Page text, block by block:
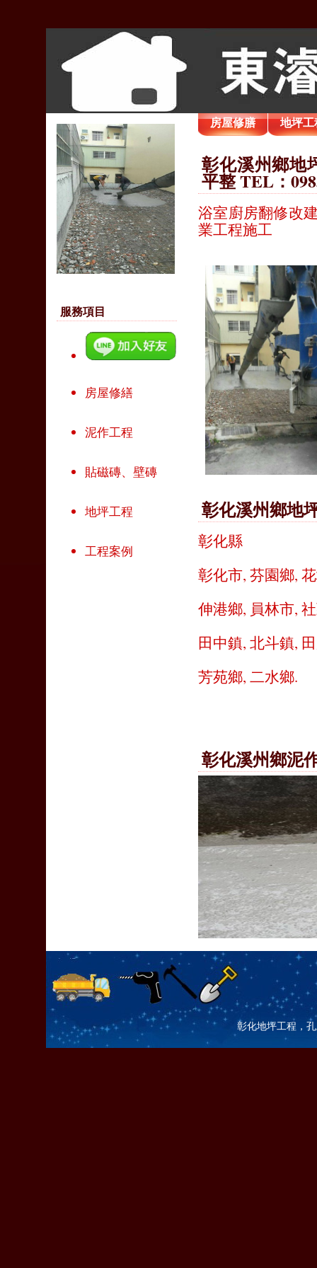
服務項目
房屋修繕
泥作工程
貼磁磚、壁磚
地坪工程
工程案例
房屋修膳 地坪工
彰化溪州鄉地
平整 TEL：
浴室廚房翻修改
業工程施工
彰化溪州鄉地
彰化縣
彰化市, 芬園鄉,
伸港鄉, 員林市,
田中鎮, 北斗鎮,
芳苑鄉, 二水鄉.
彰化溪州鄉泥
彰化地坪工程，